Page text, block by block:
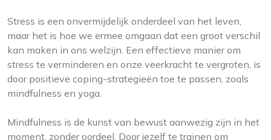
Stress is een onvermijdelijk onderdeel van het leven,
maar het is hoe we ermee omgaan dat een groot verschil
kan maken in ons welzijn. Een effectieve manier om
stress te verminderen en onze veerkracht te vergroten, is
door positieve coping-strategieën toe te passen, zoals
mindfulness en yoga.
Mindfulness is de kunst van bewust aanwezig zijn in het
moment, zonder oordeel. Door jezelf te trainen om